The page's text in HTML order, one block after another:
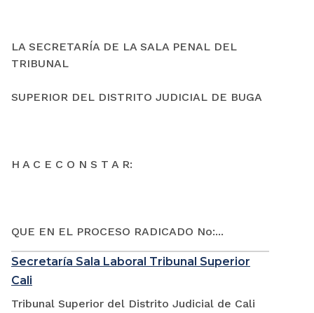
LA SECRETARÍA DE LA SALA PENAL DEL
TRIBUNAL
SUPERIOR DEL DISTRITO JUDICIAL DE BUGA
H A C E C O N S T A R:
QUE EN EL PROCESO RADICADO No:...
Secretaría Sala Laboral Tribunal Superior
Cali
Tribunal Superior del Distrito Judicial de Cali